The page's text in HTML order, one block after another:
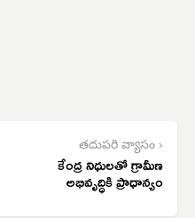
తదుపరి వ్యాసం ›
కేంద్ర నిధులతో గ్రామీణ
అభివృద్ధికి ప్రాధాన్యం